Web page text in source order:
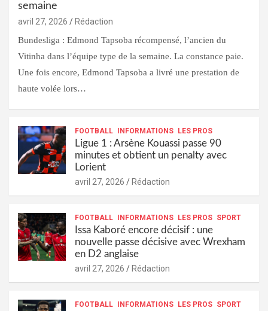
semaine
avril 27, 2026
Rédaction
Bundesliga : Edmond Tapsoba récompensé, l’ancien du
Vitinha dans l’équipe type de la semaine. La constance paie.
Une fois encore, Edmond Tapsoba a livré une prestation de
haute volée lors…
FOOTBALL INFORMATIONS LES PROS
Ligue 1 : Arsène Kouassi passe 90
minutes et obtient un penalty avec
Lorient
avril 27, 2026 Rédaction
FOOTBALL INFORMATIONS LES PROS SPORT
Issa Kaboré encore décisif : une
nouvelle passe décisive avec Wrexham
en D2 anglaise
avril 27, 2026 Rédaction
FOOTBALL INFORMATIONS LES PROS SPORT